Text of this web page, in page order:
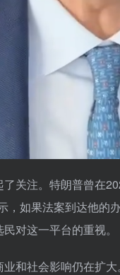
关注。特朗普曾在
，如果法案到达他的
对这一平台的重视。
和社会影响仍在扩